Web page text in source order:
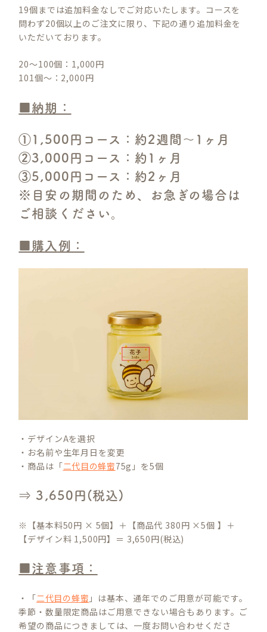
19個までは追加料金なしでご対応いたします。コースを
問わず20個以上のご注文に限り、下記の通り追加料金を
いただいております。
20～100個：1,000円
101個～：2,000円
■納期：
①1,500円コース：約2週間～1ヶ月
②3,000円コース：約1ヶ月
③5,000円コース：約2ヶ月
※目安の期間のため、お急ぎの場合は
ご相談ください。
■購入例：
・デザインAを選択
・お名前や生年月日を変更
・商品は「二代目の蜂蜜75g」を5個
⇒ 3,650円(税込)
※【基本料50円 × 5個】＋【商品代 380円 ×5個 】＋
【デザイン料 1,500円】＝ 3,650円(税込)
■注意事項：
・「二代目の蜂蜜 」は基本、通年でのご用意が可能です。
季節・数量限定商品はご用意できない場合もあります。ご
希望の商品につきましては、一度お問い合わせくださ